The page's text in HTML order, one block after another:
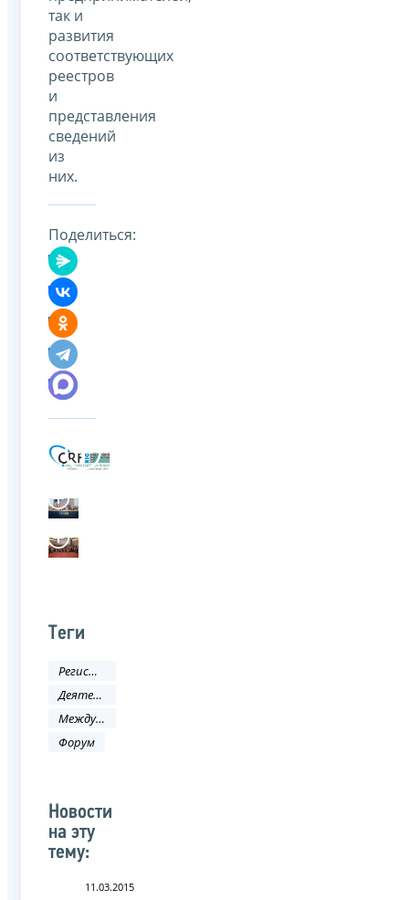
так и
развития
соответствующих
реестров
и
представления
сведений
из
них.
Поделиться:
Теги
Регистрация
Деятельность ФНС
Международное сотрудничество
Форум
Новости
на эту
тему:
11.03.2015